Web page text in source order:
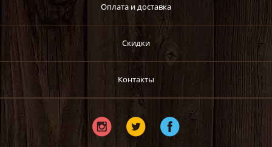
Оплата и доставка
Скидки
Контакты